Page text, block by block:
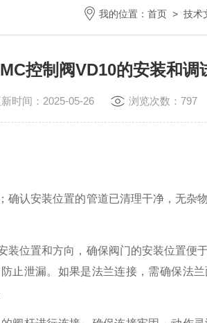
我的位置： 首页 > 技术
控制阀VD10的安装和调
新时间：2025-05-26 浏览次数：797
确认安装位置的管道已清理干净，无杂
装位置和方向，确保阀门的安装位置便
止泄漏。如果是法兰连接，需确保法